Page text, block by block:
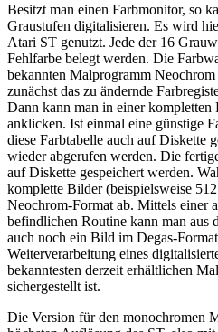
Besitzt man einen Farbmonitor, so
Graustufen digitalisieren. Es wird
Atari ST genutzt. Jede der 16
Fehlfarbe belegt werden. Die
bekannten Malprogramm
zunächst das zu ändernde
Dann kann man in einer kompletten
anklicken. Ist einmal eine günstige
diese Farbtabelle auch auf Diskette
wieder abgerufen werden. Die
auf Diskette gespeichert werden.
komplette Bilder (beispielsweise
Neochrom-Format ab. Mittels einer
befindlichen Routine kann man aus
auch noch ein Bild im Degas-
Weiterverarbeitung eines
bekanntesten derzeit erhältlichen
sichergestellt ist.
Die Version für den monochromen